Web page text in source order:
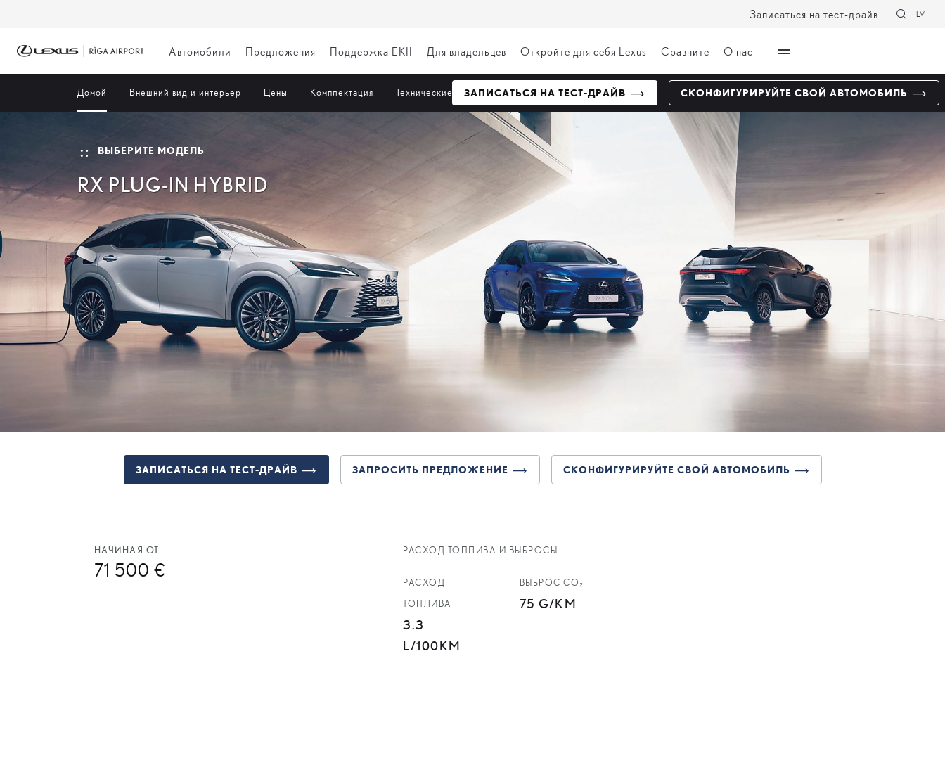
Автомобили Предложения Поддержка EKII Для владельцев Откройте для себя Lexus Сравните О нас
Записаться на тест-драйв LV
Домой Внешний вид и интерьер Цены Комплектация Технические данныеЗАПИСАТЬСЯ НА ТЕСТ-ДРАЙВ СКОНФИГУРИРУЙТЕ СВОЙ АВТОМОБИЛЬ
ВЫБЕРИТЕ МОДЕЛЬ
RX PLUG-IN HYBRID
ЗАПИСАТЬСЯ НА ТЕСТ-ДРАЙВ ЗАПРОСИТЬ ПРЕДЛОЖЕНИЕ СКОНФИГУРИРУЙТЕ СВОЙ АВТОМОБИЛЬ
НАЧИНАЯ ОТ
71 500 €
РАСХОД
ТОПЛИВА
3.3
L/100KM
ВЫБРОС CO₂
75 G/KM
РАСХОД ТОПЛИВА И ВЫБРОСЫ